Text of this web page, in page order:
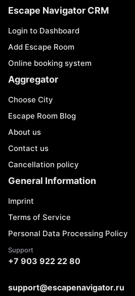
Escape Navigator CRM
Login to Dashboard
Add Escape Room
Online booking system
Aggregator
Choose City
Escape Room Blog
About us
Contact us
Cancellation policy
General Information
Imprint
Terms of Service
Personal Data Processing Policy
Support
+7 903 922 22 80
support@escapenavigator.ru